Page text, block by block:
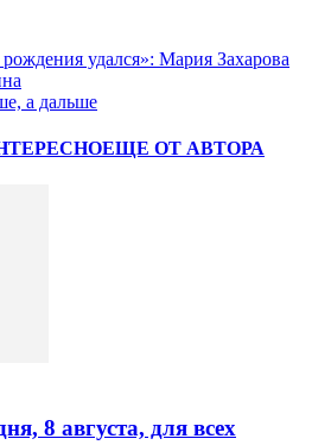
удался»: Мария Захарова
а дальше
ЕЩЕ ОТ АВТОРА
8 августа, для всех